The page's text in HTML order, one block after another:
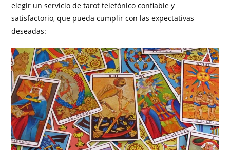
elegir un servicio de tarot telefónico confiable y
satisfactorio, que pueda cumplir con las expectativas
deseadas: